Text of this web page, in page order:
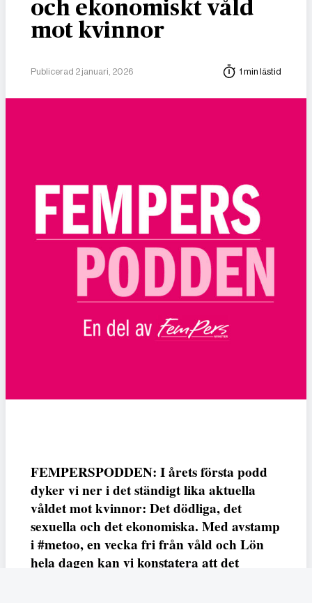
och ekonomiskt våld
mot kvinnor
Publicerad 2 januari, 2026 1 min lästid
FEMPERSPODDEN: I årets första podd
dyker vi ner i det ständigt lika aktuella
våldet mot kvinnor: Det dödliga, det
sexuella och det ekonomiska. Med avstamp
i #metoo, en vecka fri från våld och Lön
hela dagen kan vi konstatera att det